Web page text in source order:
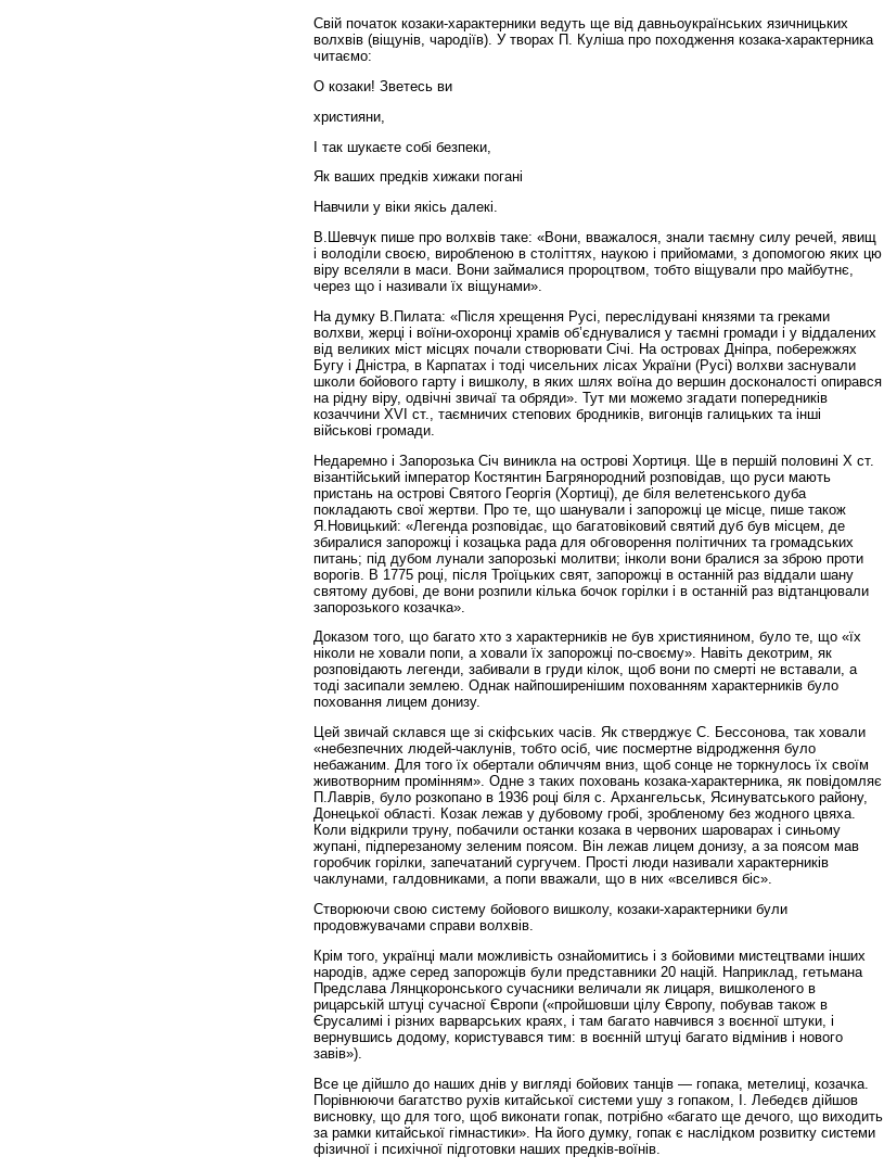
Свій початок козаки-характерники ведуть ще від давньоукраїнських язичницьких
волхвів (віщунів, чародіїв). У творах П. Куліша про походження козака-характерника
читаємо:
О козаки! Зветесь ви
християни,
І так шукаєте собі безпеки,
Як ваших предків хижаки погані
Навчили у віки якісь далекі.
В.Шевчук пише про вол­хвів таке: «Вони, вважалося, знали таємну силу речей, явищ
і володіли своєю, виробленою в століттях, наукою і прийомами, з допомогою яких цю
віру вселяли в маси. Вони займалися пророцтвом, тобто віщували про майбутнє,
через що і називали їх віщунами».
На думку В.Пилата: «Після хрещення Русі, переслідувані князями та греками
волхви, жерці і воїни-охоронці храмів об’єднувалися у таємні громади і у віддалених
від великих міст міс­цях почали створювати Січі. На островах Дніпра, побережжях
Бугу і Дністра, в Карпатах і тоді чисельних лісах України (Русі) волхви заснували
школи бойового гарту і вишколу, в яких шлях воїна до вершин досконалості опирався
на рідну віру, одвічні звичаї та обряди». Тут ми можемо згадати попередників
козаччини XVI ст., таємничих степових бродників, вигонців галицьких та інші
військові громади.
Недаремно і Запорозька Січ виникла на острові Хортиця. Ще в першій половині Х ст.
візантійський імператор Костянтин Багрянородний розповідав, що руси мають
пристань на острові Святого Георгія (Хортиці), де біля велетенського дуба
покладають свої жертви. Про те, що шанували і запорожці це місце, пише також
Я.Новицький: «Легенда розповідає, що багатовіковий святий дуб був місцем, де
збиралися запорожці і козацька рада для обговорення політичних та громадських
питань; під дубом лунали запорозькі молитви; інколи вони бралися за зброю проти
ворогів. В 1775 році, після Троїцьких свят, запорожці в останній раз віддали шану
святому дубові, де вони розпили кілька бочок горілки і в останній раз відтанцювали
запорозького козачка».
Доказом того, що багато хто з характерників не був християнином, було те, що «їх
ніколи не ховали попи, а ховали їх запорожці по-своєму». Навіть декотрим, як
розповідають легенди, забивали в груди кілок, щоб вони по смерті не вставали, а
тоді засипали землею. Однак найпоширенішим похованням характерників було
поховання лицем донизу.
Цей звичай склався ще зі скіфських часів. Як стверджує С. Бессонова, так ховали
«небезпечних людей-чаклунів, тобто осіб, чиє посмертне відродження було
небажаним. Для того їх обертали обличчям вниз, щоб сонце не торкнулось їх своїм
животворним промінням». Одне з таких поховань козака-характерника, як пові­домляє
П.Лаврів, було розкопано в 1936 році біля с. Архангельськ, Ясинуватського району,
Донецької області. Козак лежав у дубовому гробі, зробленому без жодного цвяха.
Коли відкрили труну, побачили останки козака в червоних шароварах і синьому
жупані, підперезаному зеленим поясом. Він лежав лицем донизу, а за поясом мав
горобчик горілки, запечатаний сургучем. Прості люди називали характерників
чаклунами, галдовниками, а попи вважали, що в них «вселився біс».
Створюючи свою систему бойового вишколу, козаки-характерники були
продовжувачами справи вол­хвів.
Крім того, українці мали можливість ознайомитись і з бойовими мистецтвами інших
народів, адже серед запорожців були представники 20 націй. Наприклад, гетьмана
Предслава Лянцкоронського сучасники величали як лицаря, вишколеного в
рицарській штуці сучасної Європи («пройшовши цілу Європу, побував також в
Єрусалимі і різних варварських краях, і там багато навчився з воєнної штуки, і
вернувшись додому, користувався тим: в воєнній штуці багато відмінив і нового
завів»).
Все це дійшло до наших днів у вигляді бойових танців — гопака, метелиці, козачка.
Порівнюючи багатство рухів китайської системи ушу з гопаком, І. Лебедєв дійшов
висновку, що для того, щоб виконати гопак, потрібно «багато ще дечого, що виходить
за рамки китайської гімнастики». На його думку, гопак є наслідком розвитку системи
фізичної і психічної підготовки наших предків-воїнів.